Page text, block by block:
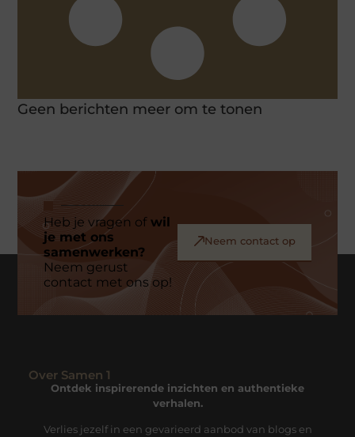
Geen berichten meer om te tonen
Heb je vragen ofwil
je met ons
samenwerken?
Neem gerust
contact met ons op!
Neem contact op
Over Samen 1
Ontdek inspirerende inzichten en authentieke
verhalen.
Verlies jezelf in een gevarieerd aanbod van blogs en